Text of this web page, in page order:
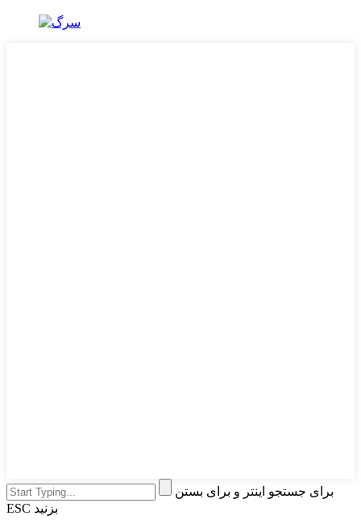
برای جستجو اینتر و برای بستن
ESC بزنید